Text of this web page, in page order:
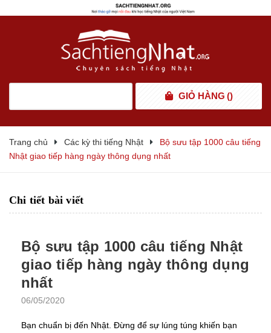
GIỎ HÀNG ()
Trang chủ Các kỳ thi tiếng Nhật
Bộ sưu tập 1000 câu tiếng
Nhật giao tiếp hàng ngày thông dụng nhất
Chi tiết bài viết
Bộ sưu tập 1000 câu tiếng Nhật
giao tiếp hàng ngày thông dụng
nhất
06/05/2020
Bạn chuẩn bị đến Nhật. Đừng để sự lúng túng khiến bạn